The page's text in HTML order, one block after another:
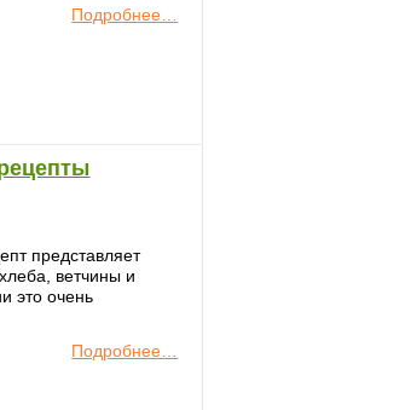
Подробнее…
представляет
ветчины и
это очень
Подробнее…